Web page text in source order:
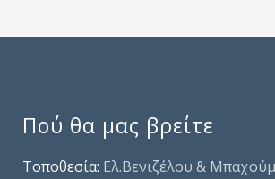
Πού θα μας βρείτε
Τοποθεσία: Ελ.Βενιζέλου &